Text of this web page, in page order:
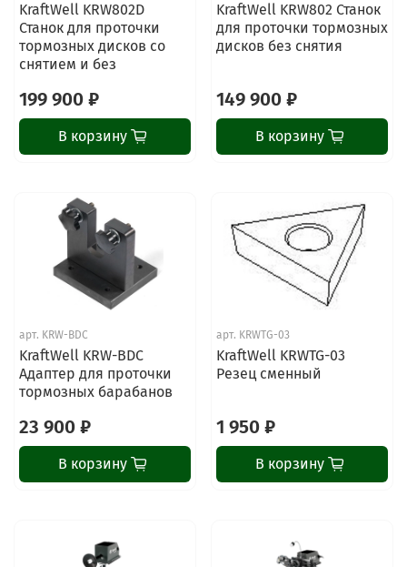
KraftWell KRW802D
Станок для проточки
тормозных дисков со
снятием и без
199 900 ₽
В корзину
KraftWell KRW802 Станок
для проточки тормозных
дисков без снятия
149 900 ₽
В корзину
арт. KRW-BDC
KraftWell KRW-BDC
Адаптер для проточки
тормозных барабанов
23 900 ₽
В корзину
арт. KRWTG-03
KraftWell KRWTG-03
Резец сменный
1 950 ₽
В корзину